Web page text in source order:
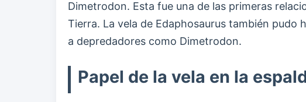
Dimetrodon. Esta fue una de las primeras
Tierra. La vela de Edaphosaurus también
a depredadores como Dimetrodon.
Papel de la vela en la